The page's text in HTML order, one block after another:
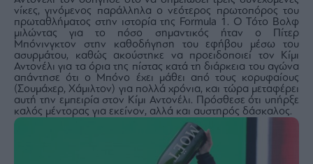
Media
Lab
Mononews100
νίκες, γινόμενος παράλληλα ο νεότερος πρωτοπόρος του
πρωταθλήματος στην ιστορία της Formula 1. Ο Τότο Βολφ
μιλώντας για το πόσο σημαντικός ήταν ο Πίτερ
Μπόνινγκτον στην καθοδήγηση του εφήβου μέσω του
ασυρμάτου, καθώς ακούστηκε να προειδοποιεί τον Κίμι
Αντονέλι για τα όρια της πίστας κατά τη διάρκεια του αγώνα
απάντησε ότι ο Μπόνο έχει μάθει από τους κορυφαίους
(Σουμάχερ, Χάμιλτον) για πολλά χρόνια, και τώρα μεταφέρει
αυτή την εμπειρία στον Κίμι Αντονέλι. Πρόσθεσε ότι υπήρξε
καλός μέντορας για εκείνον, αλλά και αυστηρός δάσκαλος.